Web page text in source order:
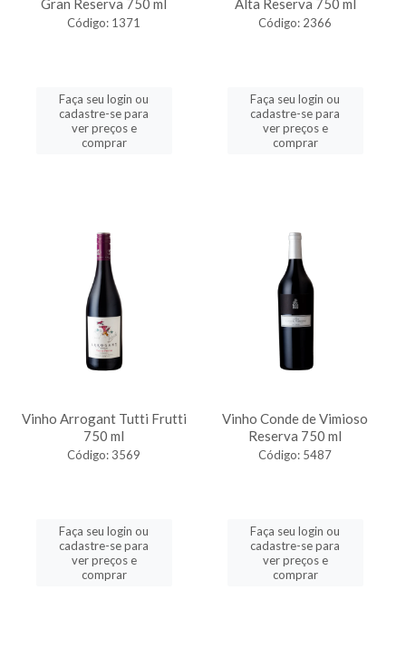
Gran Reserva 750 ml
Código: 1371
Faça seu login ou
cadastre-se para
ver preços e
comprar
Alta Reserva 750 ml
Código: 2366
Faça seu login ou
cadastre-se para
ver preços e
comprar
Vinho Arrogant Tutti Frutti
750 ml
Código: 3569
Faça seu login ou
cadastre-se para
ver preços e
comprar
Vinho Conde de Vimioso
Reserva 750 ml
Código: 5487
Faça seu login ou
cadastre-se para
ver preços e
comprar